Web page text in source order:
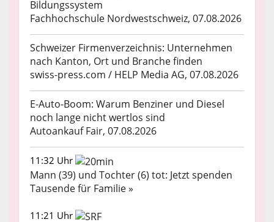
Bildungssystem
Fachhochschule Nordwestschweiz, 07.08.2026
Schweizer Firmenverzeichnis: Unternehmen
nach Kanton, Ort und Branche finden
swiss-press.com / HELP Media AG, 07.08.2026
E-Auto-Boom: Warum Benziner und Diesel
noch lange nicht wertlos sind
Autoankauf Fair, 07.08.2026
11:32 Uhr
Mann (39) und Tochter (6) tot: Jetzt spenden
Tausende für Familie »
11:21 Uhr